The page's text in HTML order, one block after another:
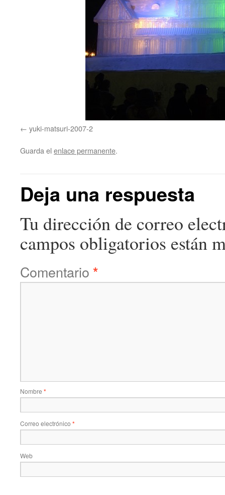
yuki-matsuri-2007-2
Guarda el enlace permanente.
Deja una respuesta
Tu dirección de correo
campos obligatorios están
Comentario *
Nombre *
Correo electrónico *
Web